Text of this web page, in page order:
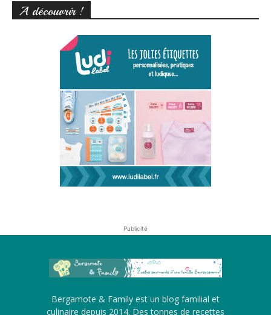
A découvrir !
Publicité
Bergamote & Family est un blog familial et
culinaire depuis 2014. Des tonnes de recettes